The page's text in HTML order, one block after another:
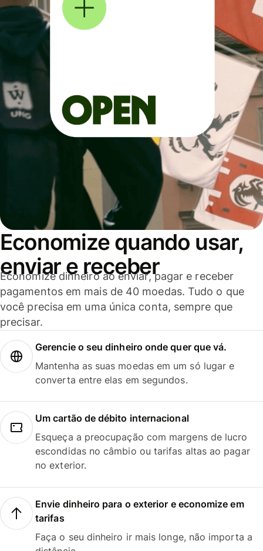
Economize quando usar,
enviar e receber
Economize dinheiro ao enviar, pagar e receber
pagamentos em mais de 40 moedas. Tudo o que
você precisa em uma única conta, sempre que
precisar.
Gerencie o seu dinheiro onde quer que vá.
Mantenha as suas moedas em um só lugar e
converta entre elas em segundos.
Um cartão de débito internacional
Esqueça a preocupação com margens de lucro
escondidas no câmbio ou tarifas altas ao pagar
no exterior.
Envie dinheiro para o exterior e economize em
tarifas
Faça o seu dinheiro ir mais longe, não importa a